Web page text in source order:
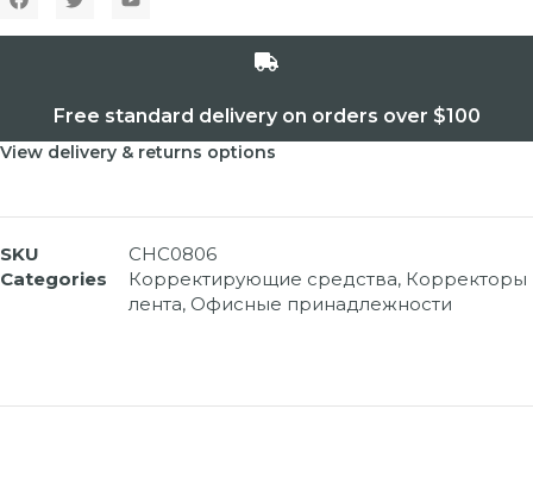
Free standard delivery on orders over $100
View delivery & returns options
SKU
CHC0806
Categories
Корректирующие средства, Корректоры
лента, Офисные принадлежности